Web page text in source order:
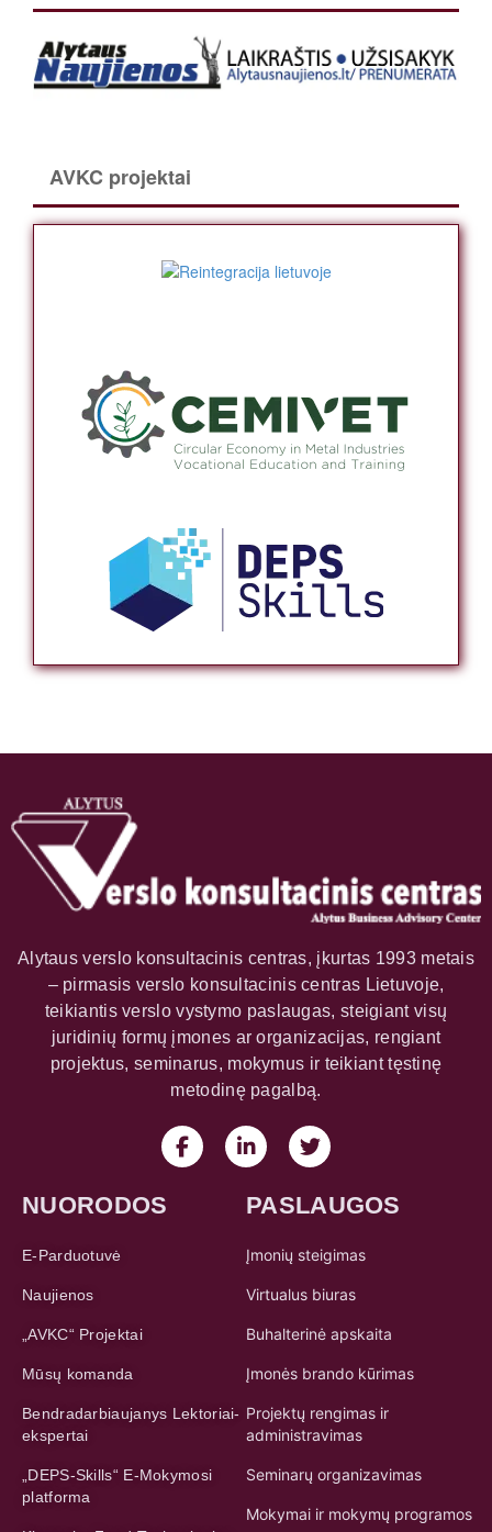
AVKC projektai
Alytaus verslo konsultacinis centras, įkurtas 1993 metais
– pirmasis verslo konsultacinis centras Lietuvoje,
teikiantis verslo vystymo paslaugas, steigiant visų
juridinių formų įmones ar organizacijas, rengiant
projektus, seminarus, mokymus ir teikiant tęstinę
metodinę pagalbą.
NUORODOS
E-Parduotuvė
Naujienos
„AVKC“ Projektai
Mūsų komanda
Bendradarbiaujanys Lektoriai-
ekspertai
„DEPS-Skills“ E-Mokymosi
platforma
PASLAUGOS
Įmonių steigimas
Virtualus biuras
Buhalterinė apskaita
Įmonės brando kūrimas
Projektų rengimas ir
administravimas
Seminarų organizavimas
Mokymai ir mokymų programos